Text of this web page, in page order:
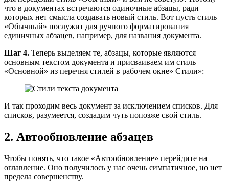
что в документах встречаются одиночные абзацы, ради
которых нет смысла создавать новый стиль. Вот пусть стиль
«Обычный» послужит для ручного форматирования
единичных абзацев, например, для названия документа.
Шаг 4. Теперь выделяем те, абзацы, которые являются
основным текстом документа и присваиваем им стиль
«Основной» из перечня стилей в рабочем окне» Стили»:
И так проходим весь документ за исключением списков. Для
списков, разумеется, создадим чуть попозже свой стиль.
2. Автообновление абзацев
Чтобы понять, что такое «Автообновление» перейдите на
оглавление. Оно получилось у нас очень симпатичное, но нет
предела совершенству.